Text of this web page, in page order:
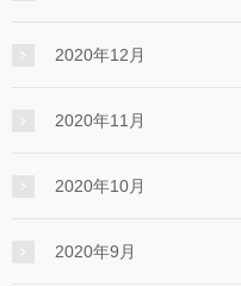
2020年12月
2020年11月
2020年10月
2020年9月